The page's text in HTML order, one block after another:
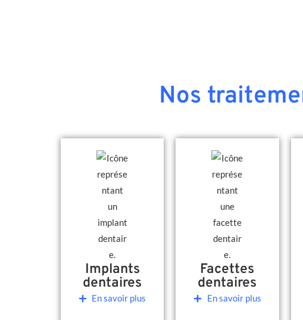
Nos
Implants
dentaires
En savoir plus
Facettes
dentaires
En savoir plus